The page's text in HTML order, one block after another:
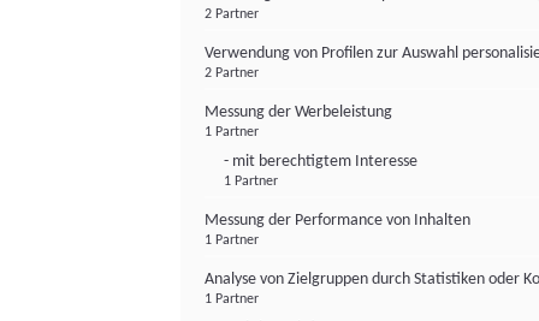
2 Partner
Verwendung von Profilen zur Auswahl
2 Partner
Messung der Werbeleistung
1 Partner
- mit berechtigtem Interesse
1 Partner
Messung der Performance von Inhalten
1 Partner
Analyse von Zielgruppen durch Statistiken oder
1 Partner